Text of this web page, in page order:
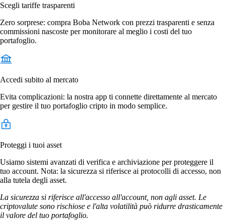
Scegli tariffe trasparenti
Zero sorprese: compra Boba Network con prezzi trasparenti e senza
commissioni nascoste per monitorare al meglio i costi del tuo
portafoglio.
Accedi subito al mercato
Evita complicazioni: la nostra app ti connette direttamente al mercato
per gestire il tuo portafoglio cripto in modo semplice.
Proteggi i tuoi asset
Usiamo sistemi avanzati di verifica e archiviazione per proteggere il
tuo account. Nota: la sicurezza si riferisce ai protocolli di accesso, non
alla tutela degli asset.
La sicurezza si riferisce all'accesso all'account, non agli asset. Le
criptovalute sono rischiose e l'alta volatilità può ridurre drasticamente
il valore del tuo portafoglio.